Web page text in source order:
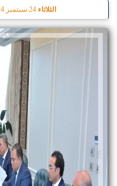
الثلاثاء 24 سبتمبر 2024